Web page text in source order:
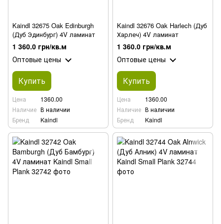
Kaindl 32675 Oak Edinburgh
(Дуб Эдинбург) 4V ламинат
1 360.0 грн/кв.м
Оптовые цены
Купить
Цена
1360.00
Наличие В наличии
Бренд
Kaindl
Kaindl 32676 Oak Harlech (Дуб
Харлеч) 4V ламинат
1 360.0 грн/кв.м
Оптовые цены
Купить
Цена
1360.00
Наличие В наличии
Бренд
Kaindl